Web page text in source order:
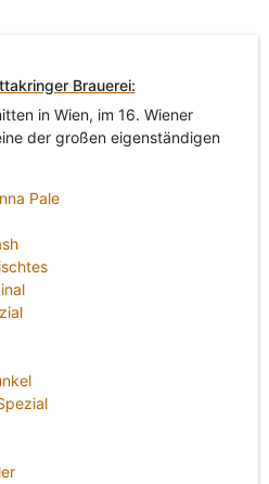
Brauerei:
in Wien, im 16. Wiener
der großen eigenständigen
Pale